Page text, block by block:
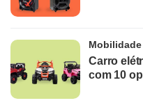
Carro
com 10